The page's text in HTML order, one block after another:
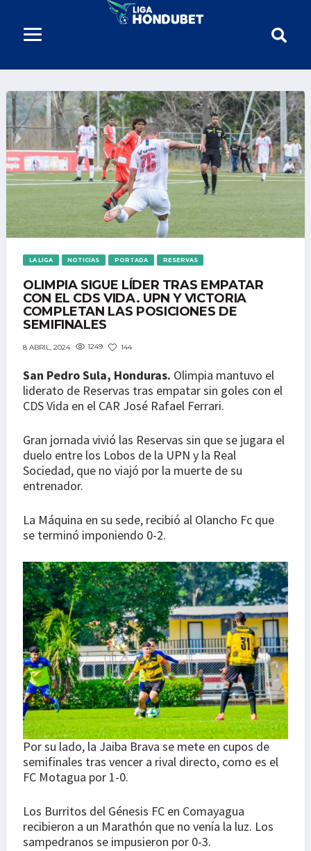
LA LIGA NOTICIAS PORTADA RESERVAS
OLIMPIA SIGUE LÍDER TRAS EMPATAR
CON EL CDS VIDA. UPN Y VICTORIA
COMPLETAN LAS POSICIONES DE
SEMIFINALES
8 ABRIL, 2024 1249 144
San Pedro Sula, Honduras. Olimpia mantuvo el
liderato de Reservas tras empatar sin goles con el
CDS Vida en el CAR José Rafael Ferrari.
Gran jornada vivió las Reservas sin que se jugara el
duelo entre los Lobos de la UPN y la Real
Sociedad, que no viajó por la muerte de su
entrenador.
La Máquina en su sede, recibió al Olancho Fc que
se terminó imponiendo 0-2.
Por su lado, la Jaiba Brava se mete en cupos de
semifinales tras vencer a rival directo, como es el
FC Motagua por 1-0.
Los Burritos del Génesis FC en Comayagua
recibieron a un Marathón que no venía la luz. Los
sampedranos se impusieron por 0-3.